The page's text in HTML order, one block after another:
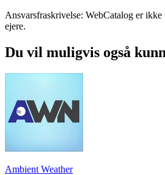
Ansvarsfraskrivelse: WebCatalog er
ejere.
Du vil muligvis også
Ambient Weather